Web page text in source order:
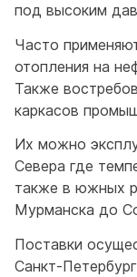
под высоким
Часто
отопления на
Также
каркасов
Их можно
Севера где
также в южных
Мурманска до
Поставки
Санкт-